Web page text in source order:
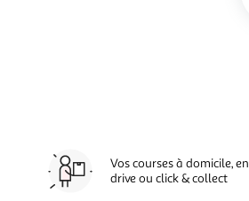
Vos courses à domicile, en
drive ou click & collect